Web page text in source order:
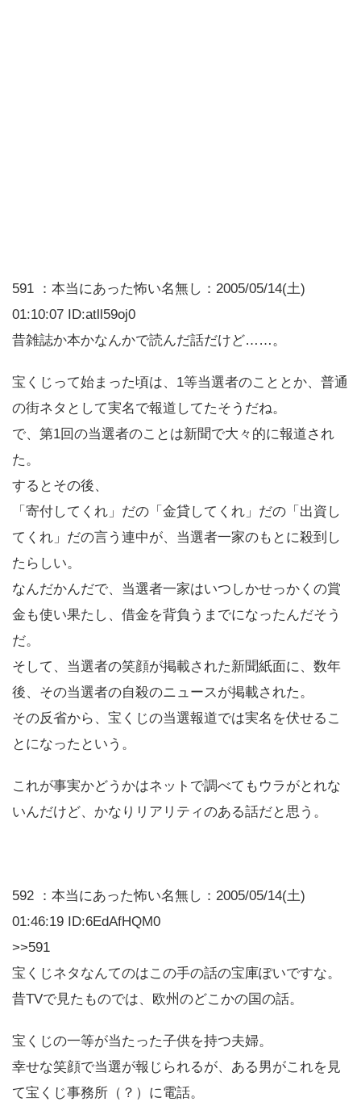
591 ：本当にあった怖い名無し：2005/05/14(土)
01:10:07 ID:atll59oj0
昔雑誌か本かなんかで読んだ話だけど……。
宝くじって始まった頃は、1等当選者のこととか、普通
の街ネタとして実名で報道してたそうだね。
で、第1回の当選者のことは新聞で大々的に報道され
た。
するとその後、
「寄付してくれ」だの「金貸してくれ」だの「出資し
てくれ」だの言う連中が、当選者一家のもとに殺到し
たらしい。
なんだかんだで、当選者一家はいつしかせっかくの賞
金も使い果たし、借金を背負うまでになったんだそう
だ。
そして、当選者の笑顔が掲載された新聞紙面に、数年
後、その当選者の自殺のニュースが掲載された。
その反省から、宝くじの当選報道では実名を伏せるこ
とになったという。
これが事実かどうかはネットで調べてもウラがとれな
いんだけど、かなりリアリティのある話だと思う。
592 ：本当にあった怖い名無し：2005/05/14(土)
01:46:19 ID:6EdAfHQM0
>>591
宝くじネタなんてのはこの手の話の宝庫ぽいですな。
昔TVで見たものでは、欧州のどこかの国の話。
宝くじの一等が当たった子供を持つ夫婦。
幸せな笑顔で当選が報じられるが、ある男がこれを見
て宝くじ事務所（？）に電話。